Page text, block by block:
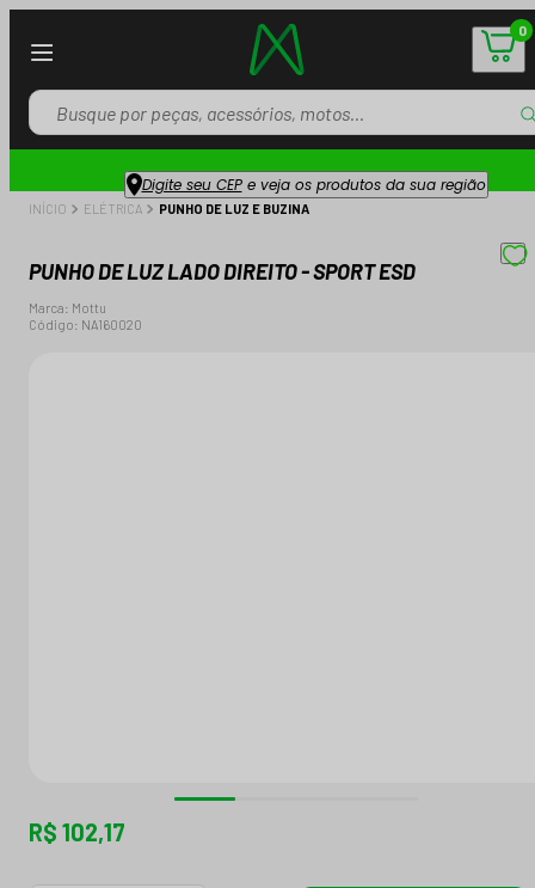
0
Digite seu CEPe veja os produtos da sua região
INÍCIO ELÉTRICA PUNHO DE LUZ E BUZINA
PUNHO DE LUZ LADO DIREITO - SPORT ESD
Marca: Mottu
Código: NA160020
R$ 102,17